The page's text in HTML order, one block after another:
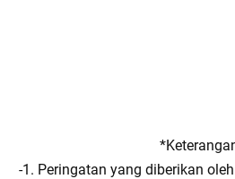
-1. Peringatan yang diberikan